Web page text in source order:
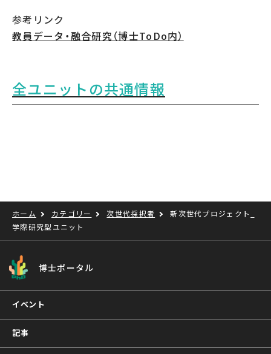
参考リンク
教員データ・融合研究（博士ToDo内）
全ユニットの共通情報
ホーム カテゴリー 次世代採択者
新次世代プロジェクト_
学際研究型ユニット
博士ポータル
イベント
記事